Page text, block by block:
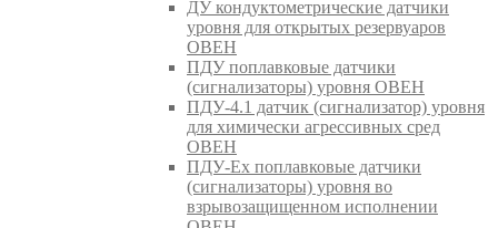
ДУ кондуктометрические датчики
уровня для открытых резервуаров
ОВЕН
ПДУ поплавковые датчики
(сигнализаторы) уровня ОВЕН
ПДУ-4.1 датчик (сигнализатор) уровня
для химически агрессивных сред
ОВЕН
ПДУ-Ex поплавковые датчики
(сигнализаторы) уровня во
взрывозащищенном исполнении